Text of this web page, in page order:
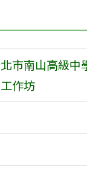
市南山高級
作坊